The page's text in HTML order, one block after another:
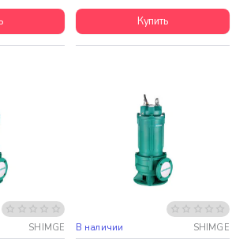
Купить
SHIMGE Бесплатная доставка
В наличии SHIMGE